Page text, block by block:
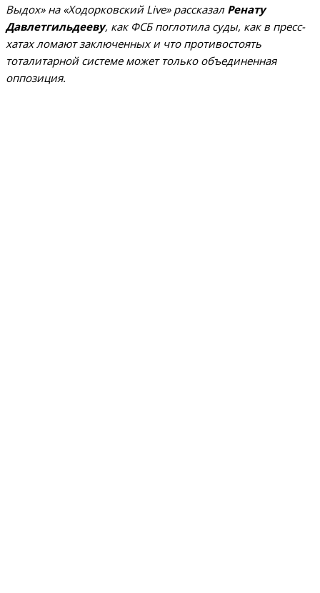
Выдох» на «Ходорковский Live» рассказал Ренату
Давлетгильдееву, как ФСБ поглотила суды, как в пресс-
хатах ломают заключенных и что противостоять
тоталитарной системе может только объединенная
оппозиция.